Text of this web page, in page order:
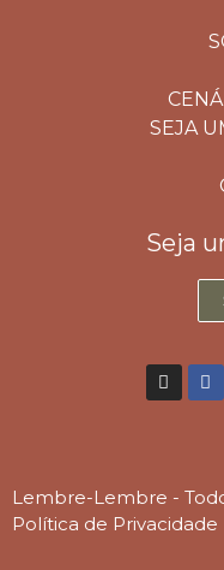
SEJA
Seja
Lembre-Lembre -
Política de Privacidade